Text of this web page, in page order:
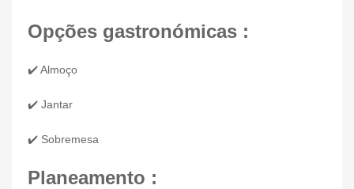
Opções gastronómicas :
✔️ Almoço
✔️ Jantar
✔️ Sobremesa
Planeamento :